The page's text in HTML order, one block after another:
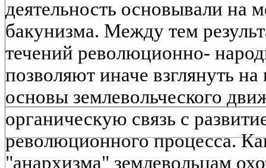
деятельность основывали на
бакунизма. Между тем
течений революционно-
позволяют иначе взглянуть
основы землевольческого
органическую связь с
революционного процесса.
"анархизма" землевольцам